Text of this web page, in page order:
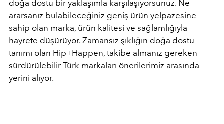
doğa dostu bir yaklaşımla karşılaşıyorsunuz. Ne
ararsanız bulabileceğiniz geniş ürün yelpazesine
sahip olan marka, ürün kalitesi ve sağlamlığıyla
hayrete düşürüyor. Zamansız şıklığın doğa dostu
tanımı olan Hip+Happen, takibe almanız gereken
sürdürülebilir Türk markaları önerilerimiz arasında
yerini alıyor.